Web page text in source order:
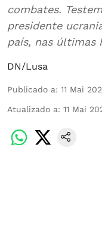
combates.
presidente
país, nas últimas
DN/Lusa
Publicado a: 11 Mai
Atualizado a: 11 Mai